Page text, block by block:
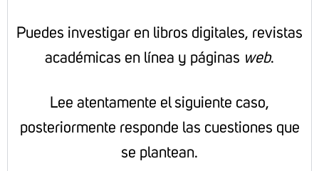
Puedes investigar en libros digitales, revistas
académicas en línea y páginas web.
Lee atentamente el siguiente caso,
posteriormente responde las cuestiones que
se plantean.